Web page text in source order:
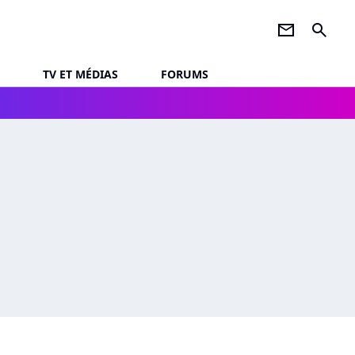
newsletter search
TV ET MÉDIAS FORUMS